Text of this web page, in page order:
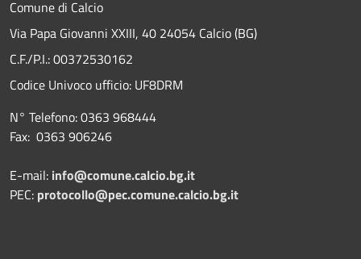
Comune di Calcio
Via Papa Giovanni XXIII, 40 24054 Calcio (BG)
C.F./P.I.: 00372530162
Codice Univoco ufficio: UF8DRM
N° Telefono: 0363 968444
Fax: 0363 906246
E-mail: info@comune.calcio.bg.it
PEC: protocollo@pec.comune.calcio.bg.it